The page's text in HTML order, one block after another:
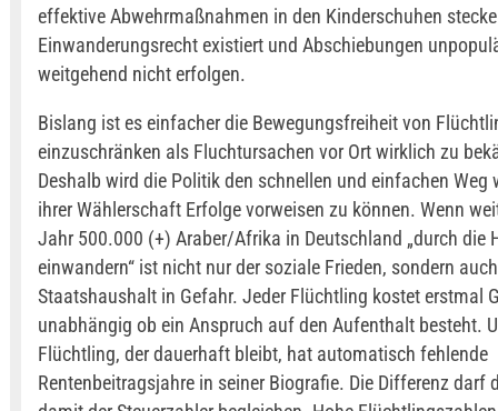
effektive Abwehrmaßnahmen in den Kinderschuhen
Einwanderungsrecht existiert und Abschiebungen
weitgehend nicht erfolgen.
Bislang ist es einfacher die Bewegungsfreiheit von
einzuschränken als Fluchtursachen vor Ort wirklich zu
Deshalb wird die Politik den schnellen und einfachen Weg
ihrer Wählerschaft Erfolge vorweisen zu können. Wenn
Jahr 500.000 (+) Araber/Afrika in Deutschland „durch die
einwandern“ ist nicht nur der soziale Frieden, sondern
Staatshaushalt in Gefahr. Jeder Flüchtling kostet erstmal
unabhängig ob ein Anspruch auf den Aufenthalt besteht.
Flüchtling, der dauerhaft bleibt, hat automatisch fehlende
Rentenbeitragsjahre in seiner Biografie. Die Differenz darf